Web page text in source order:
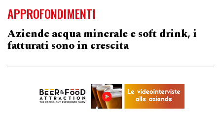
APPROFONDIMENTI
Aziende acqua minerale e soft drink, i
fatturati sono in crescita